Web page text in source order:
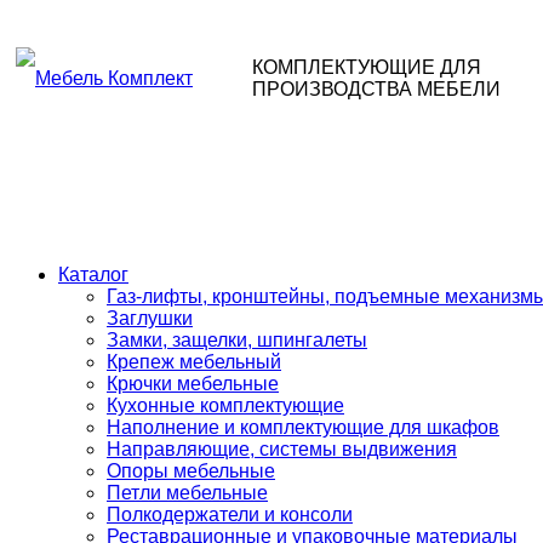
КОМПЛЕКТУЮЩИЕ ДЛЯ
ПРОИЗВОДСТВА МЕБЕЛИ
Каталог
Газ-лифты, кронштейны, подъемные
Заглушки
Замки, защелки, шпингалеты
Крепеж мебельный
Крючки мебельные
Кухонные комплектующие
Наполнение и комплектующие для шкафов
Направляющие, системы выдвижения
Опоры мебельные
Петли мебельные
Полкодержатели и консоли
Реставрационные и упаковочные материалы